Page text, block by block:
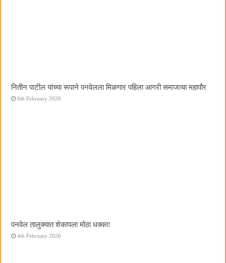
नितीन पाटील यांच्या रूपाने पनवेलला मिळणार पहिला आगरी समाजाचा महापौर
6th February 2026
पनवेल तालुक्यात शेकापला मोठा धक्का!
4th February 2026